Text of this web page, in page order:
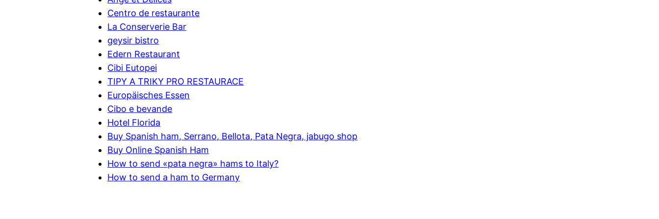
Centro de restaurante
La Conserverie Bar
geysir bistro
Edern Restaurant
Cibi Eutopei
TIPY A TRIKY PRO RESTAURACE
Europäisches Essen
Cibo e bevande
Hotel Florida
Buy Spanish ham, Serrano, Bellota, Pata Negra, jabugo shop
Buy Online Spanish Ham
How to send «pata negra» hams to Italy?
How to send a ham to Germany